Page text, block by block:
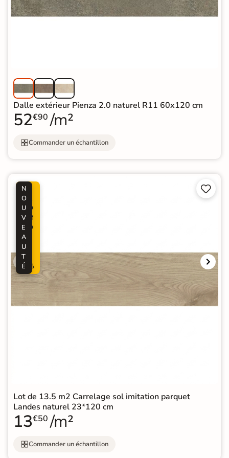
Dalle extérieur Pienza 2.0 naturel R11 60x120 cm
52€90 /m²
Commander un échantillon
R
O
M
O
%
N
O
U
V
E
A
U
T
É


Lot de 13.5 m2 Carrelage sol imitation parquet
Landes naturel 23*120 cm
13€50 /m²
Commander un échantillon